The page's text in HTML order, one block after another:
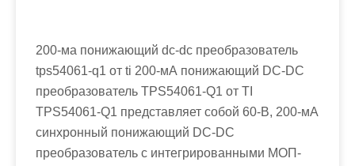
200-ма понижающий dc-dc преобразователь
tps54061-q1 от ti 200-мА понижающий DC-DC
преобразователь TPS54061-Q1 от TI
TPS54061-Q1 представляет собой 60-В, 200-мА
синхронный понижающий DC-DC
преобразователь с интегрированными МОП-